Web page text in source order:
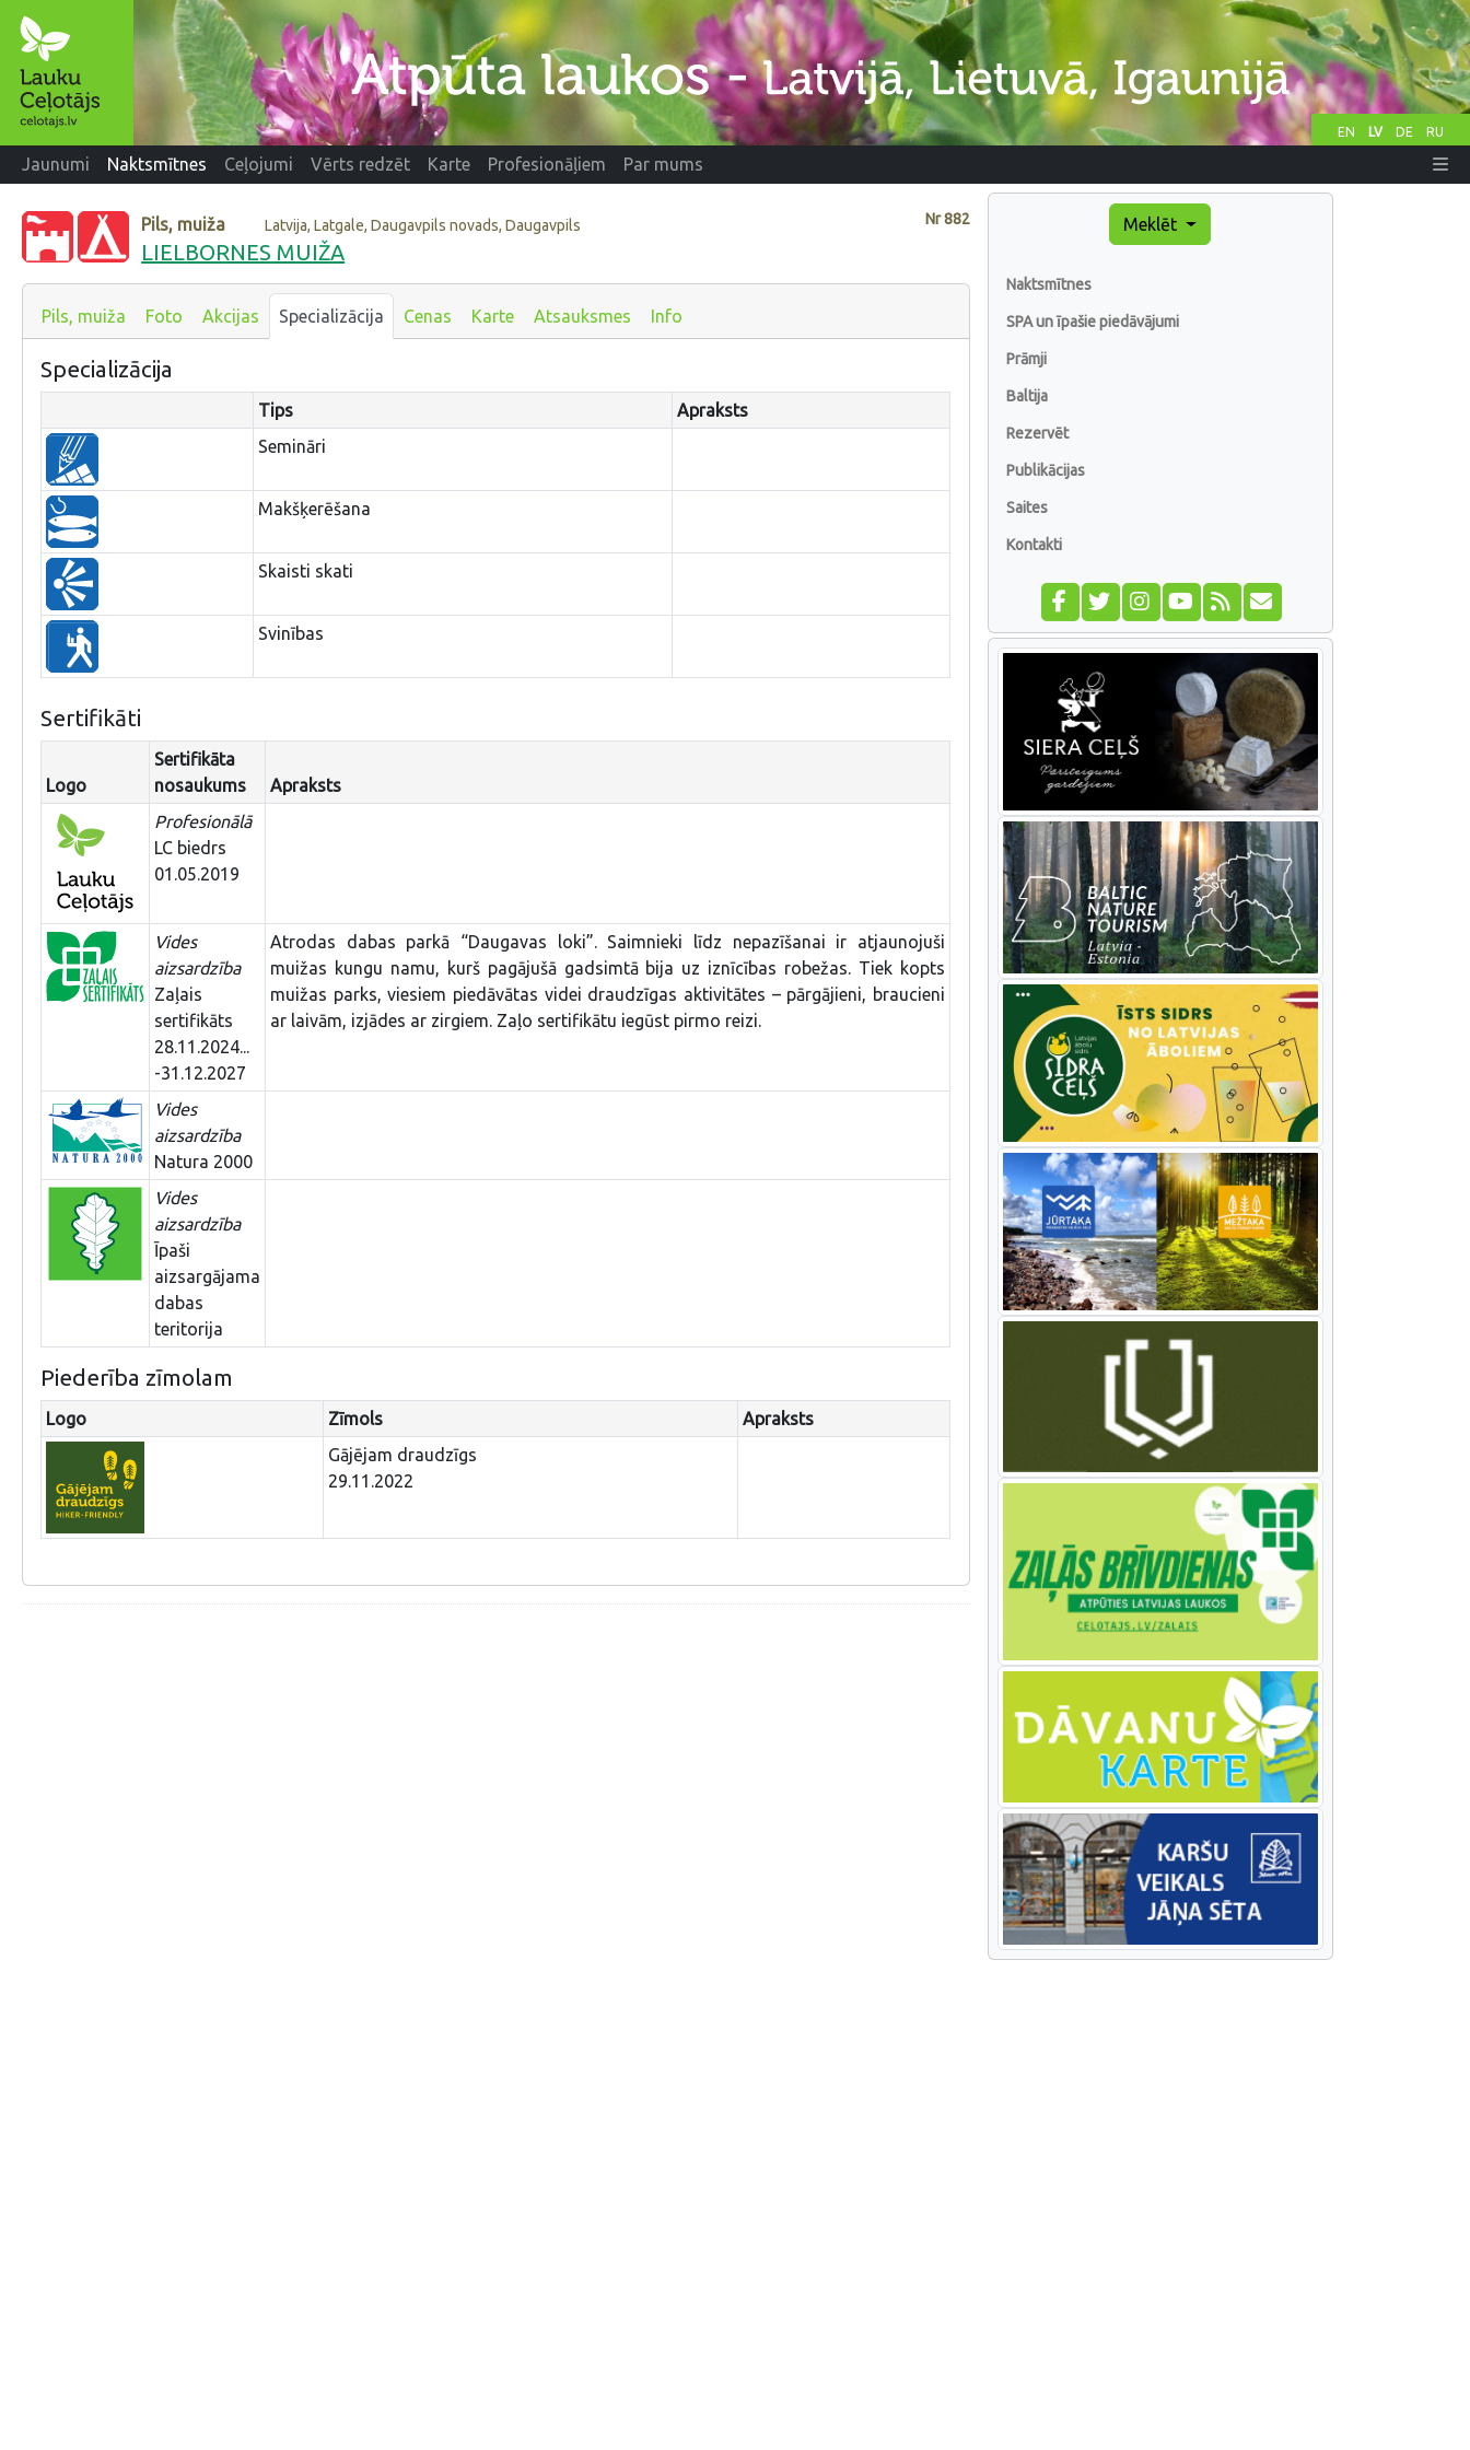
EN LV DE RU
Jaunumi Naktsmītnes Ceļojumi Vērts redzēt Karte Profesionāļiem Par mums
Nr882
Pils, muiža Latvija, Latgale, Daugavpils novads, Daugavpils
LIELBORNES MUIŽA
Pils, muiža Foto Akcijas Specializācija Cenas Karte Atsauksmes Info
Specializācija
Tips
Apraksts
Semināri
Makšķerēšana
Skaisti skati
Svinības
Sertifikāti
Logo
Sertifikāta
nosaukums
Apraksts
Profesionālā
LC biedrs
01.05.2019
Vides
aizsardzība
Zaļais
sertifikāts
28.11.2024...
-31.12.2027
Atrodas dabas parkā “Daugavas loki”. Saimnieki līdz nepazīšanai ir atjaunojuši
muižas kungu namu, kurš pagājušā gadsimtā bija uz iznīcības robežas. Tiek kopts
muižas parks, viesiem piedāvātas videi draudzīgas aktivitātes – pārgājieni, braucieni
ar laivām, izjādes ar zirgiem. Zaļo sertifikātu iegūst pirmo reizi.
Vides
aizsardzība
Natura 2000
Vides
aizsardzība
Īpaši
aizsargājama
dabas
teritorija
Piederība zīmolam
Logo Zīmols
Apraksts
Gājējam draudzīgs
29.11.2022
Meklēt
Naktsmītnes
SPA un īpašie piedāvājumi
Prāmji
Baltija
Rezervēt
Publikācijas
Saites
Kontakti